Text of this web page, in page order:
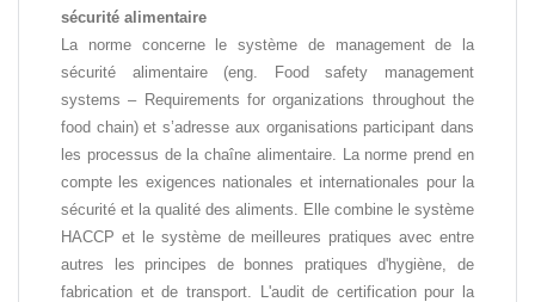
sécurité alimentaire
La norme concerne le système de management de la
sécurité alimentaire (eng. Food safety management
systems – Requirements for organizations throughout the
food chain) et s’adresse aux organisations participant dans
les processus de la chaîne alimentaire. La norme prend en
compte les exigences nationales et internationales pour la
sécurité et la qualité des aliments. Elle combine le système
HACCP et le système de meilleures pratiques avec entre
autres les principes de bonnes pratiques d'hygiène, de
fabrication et de transport. L'audit de certification pour la